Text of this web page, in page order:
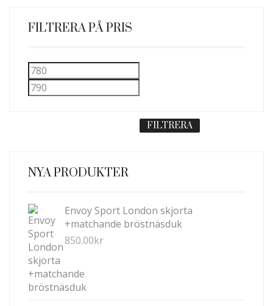
FILTRERA PÅ PRIS
Min
pris
pris
FILTRERA
NYA PRODUKTER
Envoy Sport London skjorta
+matchande bröstnäsduk
850.00kr